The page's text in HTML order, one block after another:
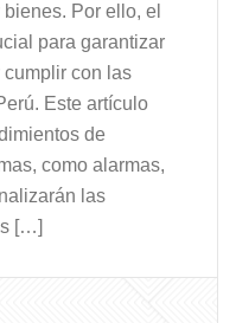
Por ello, el
para garantizar
con las
Este artículo
de
como alarmas,
las
[…]